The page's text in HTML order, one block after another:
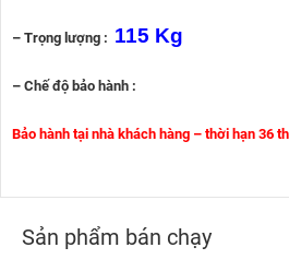
– Trọng lượng : 115 Kg
– Chế độ bảo hành :
Bảo hành tại nhà khách hàng – thời hạn 36
Sản phẩm bán chạy